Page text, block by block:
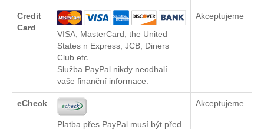
Credit
Card
VISA, MasterCard, the United
States n Express, JCB, Diners
Club etc.
Služba PayPal nikdy neodhalí
vaše finanční informace.
Akceptujeme
eCheck
Platba přes PayPal musí být před
Akceptujeme